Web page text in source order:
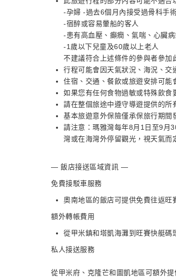
-孕婦 -過去6個月內接受過骨科手
-宿醉或容易暈船的客人
-患有高血壓、癲癇、氣喘、心臟
-1歲以下兒童及60歲以上老人
不建議符合上述條件的參與者參加
行程可能會因天氣狀況、海況、交
住宿、交通、餐飲或旅遊安排可能
如果您有任何食物過敏或特殊飲食
請在整個旅途中遵守導遊提供的所
基本旅遊意外保險僅承保旅行期間
請注意：瑪雅灣每年8月1日至9月
灣或在海灣外停留觀光，視天氣而
— 飯店接送區域資訊 —
免費接駁車服務
奧南地區的飯店可提供免費往返旺
額外轉帳費用
從甲米鎮和塔凱海灘到旺賽快艇碼
私人接送服務
從甲米府、克隆芒和圖凱地區可額外